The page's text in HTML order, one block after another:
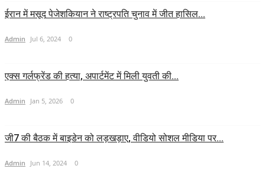
ईरान में मसूद पेजेशकियान ने राष्ट्रपति चुनाव में जीत हासिल...
Admin Jul 6, 2024 0
एक्स गर्लफ्रेंड की हत्या, अपार्टमेंट में मिली युवती की...
Admin Jan 5, 2026 0
जी7 की बैठक में बाइडेन को लड़खड़ाए, वीडियो सोशल मीडिया पर...
Admin Jun 14, 2024 0